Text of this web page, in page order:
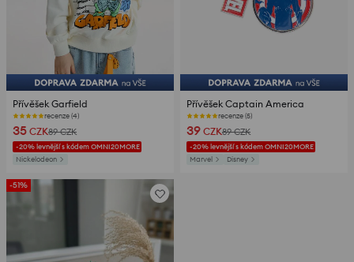
Přívěšek Garfield
recenze (4)
35 CZK89 CZK
-20% levnější s kódem OMNI20MORE
Nickelodeon
Přívěšek Captain America
recenze (5)
39 CZK89 CZK
-20% levnější s kódem OMNI20MORE
Marvel
Disney
-51%